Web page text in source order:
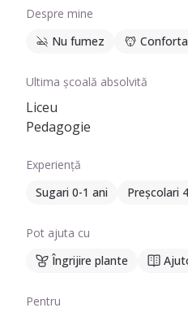
activități interesante și
Despre mine
Nu fumez
Ultima școală absolvită
Liceu
Pedagogie
Experiență
Sugari 0-1 ani
Preșcolari
Pot ajuta cu
Îngrijire plante
Pentru